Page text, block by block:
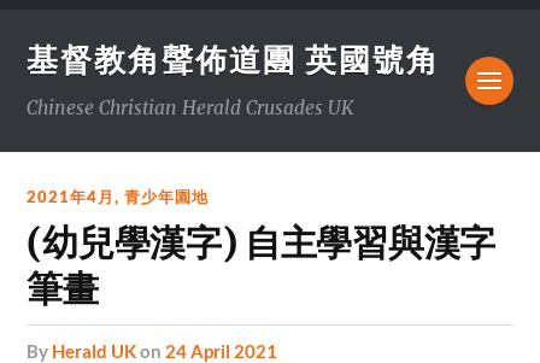
基督教角聲佈道團 英國號角
Chinese Christian Herald Crusades UK
2021年4月,青少年園地
(幼兒學漢字) 自主學習與漢字
筆畫
by Herald UKon 24 April 2021